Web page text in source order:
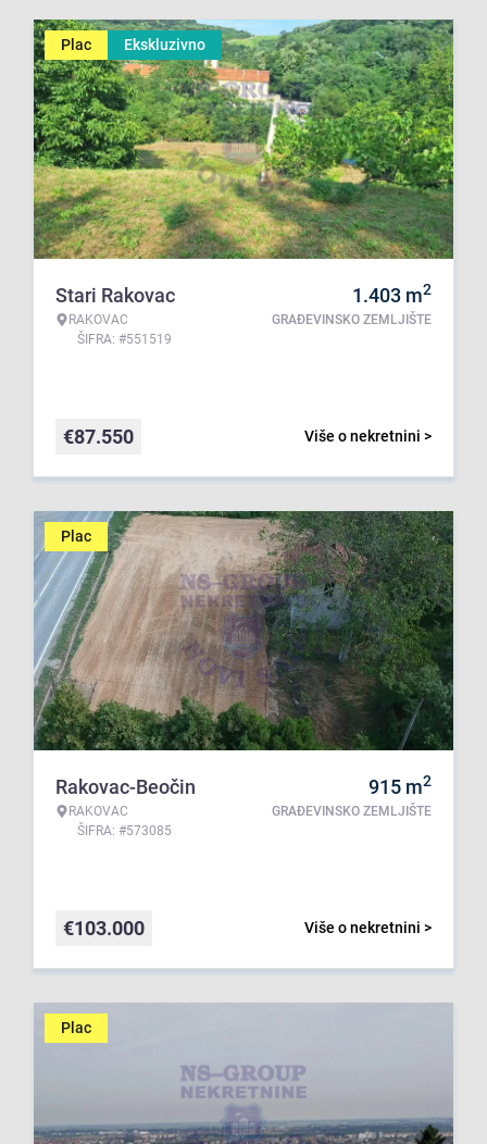
Plac Ekskluzivno
Stari Rakovac
RAKOVAC
ŠIFRA: #551519
1.403 m2
GRAĐEVINSKO ZEMLJIŠTE
Više o nekretnini >
€87.550
Plac
Rakovac-Beočin
RAKOVAC
ŠIFRA: #573085
915 m2
GRAĐEVINSKO ZEMLJIŠTE
Više o nekretnini >
€103.000
Plac